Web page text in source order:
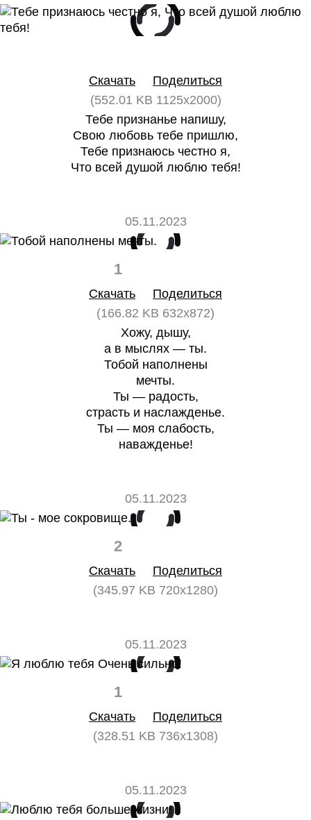
Скачать
Поделиться
(552.01 KB 1125x2000)
Тебе признанье напишу,
Свою любовь тебе пришлю,
Тебе признаюсь честно я,
Что всей душой люблю тебя!
05.11.2023
1
Скачать
Поделиться
(166.82 KB 632x872)
Хожу, дышу,
а в мыслях — ты.
Тобой наполнены
мечты.
Ты — радость,
страсть и наслажденье.
Ты — моя слабость,
наважденье!
05.11.2023
2
Скачать
Поделиться
(345.97 KB 720x1280)
05.11.2023
1
Скачать
Поделиться
(328.51 KB 736x1308)
05.11.2023